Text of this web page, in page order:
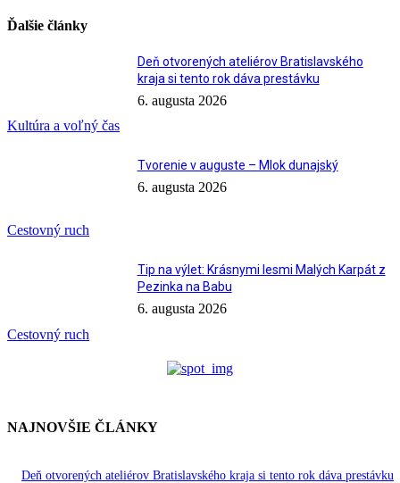
Ďalšie články
Kultúra a voľný čas
Deň otvorených ateliérov Bratislavského
kraja si tento rok dáva prestávku
6. augusta 2026
Cestovný ruch
Tvorenie v auguste – Mlok dunajský
6. augusta 2026
Cestovný ruch
Tip na výlet: Krásnymi lesmi Malých Karpát z
Pezinka na Babu
6. augusta 2026
NAJNOVŠIE ČLÁNKY
Deň otvorených ateliérov Bratislavského kraja si tento rok dáva prestávku